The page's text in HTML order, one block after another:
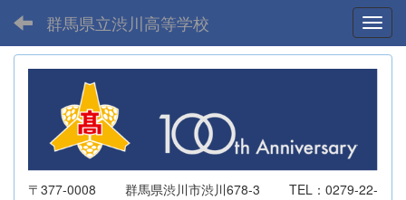
群馬県立渋川高等学校
〒377-0008 群馬県渋川市渋川678-3 TEL：0279-22-